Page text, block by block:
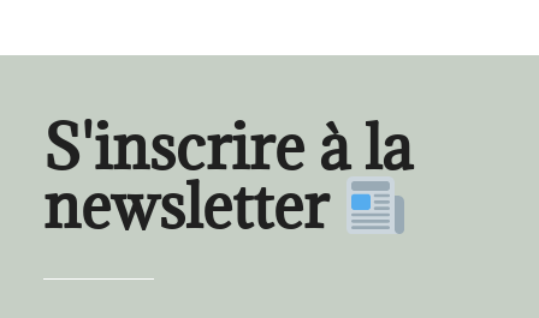
S'inscrire à la
newsletter